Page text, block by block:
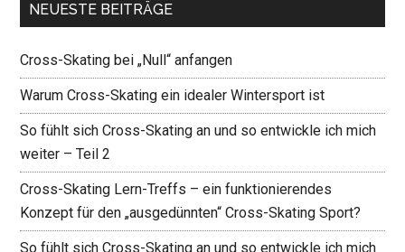
NEUESTE BEITRÄGE
Cross-Skating bei „Null“ anfangen
Warum Cross-Skating ein idealer Wintersport ist
So fühlt sich Cross-Skating an und so entwickle ich mich
weiter – Teil 2
Cross-Skating Lern-Treffs – ein funktionierendes
Konzept für den „ausgedünnten“ Cross-Skating Sport?
So fühlt sich Cross-Skating an und so entwickle ich mich